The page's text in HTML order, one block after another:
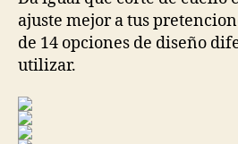
ajuste mejor a tus
de 14 opciones de diseño
utilizar.